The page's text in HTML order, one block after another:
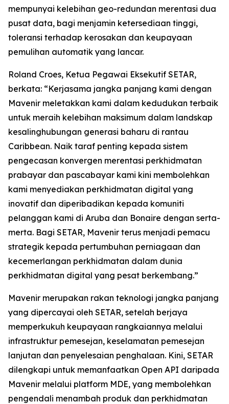
mempunyai kelebihan geo-redundan merentasi dua
pusat data, bagi menjamin ketersediaan tinggi,
toleransi terhadap kerosakan dan keupayaan
pemulihan automatik yang lancar.
Roland Croes, Ketua Pegawai Eksekutif SETAR,
berkata: “Kerjasama jangka panjang kami dengan
Mavenir meletakkan kami dalam kedudukan terbaik
untuk meraih kelebihan maksimum dalam landskap
kesalinghubungan generasi baharu di rantau
Caribbean. Naik taraf penting kepada sistem
pengecasan konvergen merentasi perkhidmatan
prabayar dan pascabayar kami kini membolehkan
kami menyediakan perkhidmatan digital yang
inovatif dan diperibadikan kepada komuniti
pelanggan kami di Aruba dan Bonaire dengan serta-
merta. Bagi SETAR, Mavenir terus menjadi pemacu
strategik kepada pertumbuhan perniagaan dan
kecemerlangan perkhidmatan dalam dunia
perkhidmatan digital yang pesat berkembang.”
Mavenir merupakan rakan teknologi jangka panjang
yang dipercayai oleh SETAR, setelah berjaya
memperkukuh keupayaan rangkaiannya melalui
infrastruktur pemesejan, keselamatan pemesejan
lanjutan dan penyelesaian penghalaan. Kini, SETAR
dilengkapi untuk memanfaatkan Open API daripada
Mavenir melalui platform MDE, yang membolehkan
pengendali menambah produk dan perkhidmatan